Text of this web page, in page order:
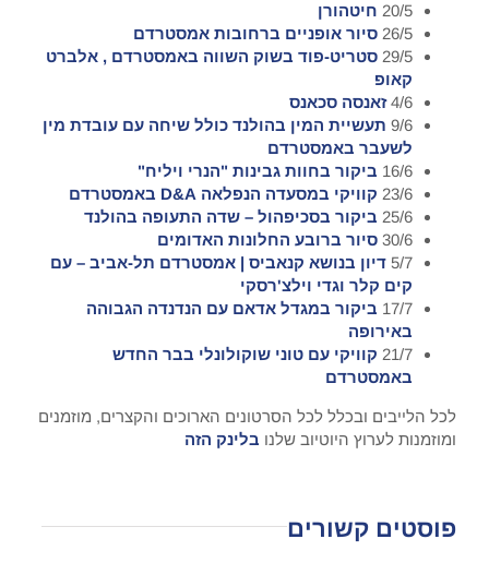
20/5 חיטהורן
26/5 סיור אופניים ברחובות אמסטרדם
29/5 סטריט-פוד בשוק השווה באמסטרדם , אלברט
קאופ
4/6 זאנסה סכאנס
9/6 תעשיית המין בהולנד כולל שיחה עם עובדת מין
לשעבר באמסטרדם
16/6 ביקור בחוות גבינות "הנרי ויליח"
23/6 קוויקי במסעדה הנפלאה D&A באמסטרדם
25/6 ביקור בסכיפהול – שדה התעופה בהולנד
30/6 סיור ברובע החלונות האדומים
5/7 דיון בנושא קנאביס | אמסטרדם תל-אביב – עם
קים קלר וגדי וילצ'רסקי
17/7 ביקור במגדל אדאם עם הנדנדה הגבוהה
באירופה
21/7 קוויקי עם טוני שוקולונלי בבר החדש
באמסטרדם
לכל הלייבים ובכלל לכל הסרטונים הארוכים והקצרים, מוזמנים
ומוזמנות לערוץ היוטיוב שלנו בלינק הזה
פוסטים קשורים